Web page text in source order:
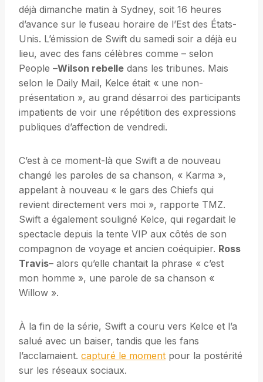
déjà dimanche matin à Sydney, soit 16 heures
d’avance sur le fuseau horaire de l’Est des États-
Unis. L’émission de Swift du samedi soir a déjà eu
lieu, avec des fans célèbres comme – selon
People –Wilson rebelle dans les tribunes. Mais
selon le Daily Mail, Kelce était « une non-
présentation », au grand désarroi des participants
impatients de voir une répétition des expressions
publiques d’affection de vendredi.
C’est à ce moment-là que Swift a de nouveau
changé les paroles de sa chanson, « Karma »,
appelant à nouveau « le gars des Chiefs qui
revient directement vers moi », rapporte TMZ.
Swift a également souligné Kelce, qui regardait le
spectacle depuis la tente VIP aux côtés de son
compagnon de voyage et ancien coéquipier. Ross
Travis– alors qu’elle chantait la phrase « c’est
mon homme », une parole de sa chanson «
Willow ».
À la fin de la série, Swift a couru vers Kelce et l’a
salué avec un baiser, tandis que les fans
l’acclamaient. capturé le moment pour la postérité
sur les réseaux sociaux.